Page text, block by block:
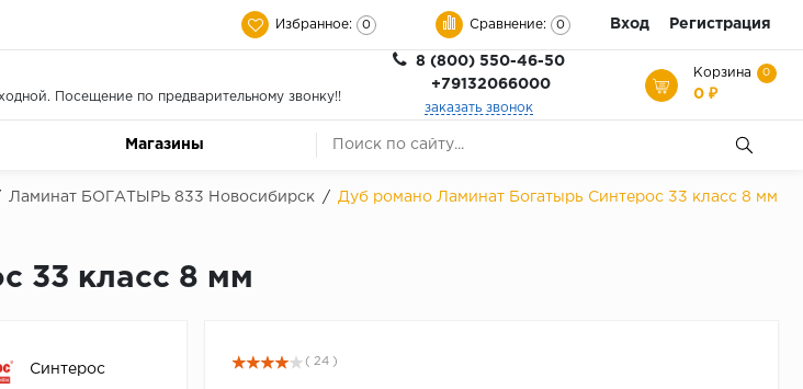
Избранное: 0 Сравнение: 0 Вход Регистрация
Посещение по предварительному звонку!!
8 (800) 550-46-50
+79132066000
заказать звонок
Корзина 0
0 ₽
Магазины
Ламинат БОГАТЫРЬ 833 Новосибирск / Дуб романо Ламинат Богатырь Синтерос 33 класс 8 мм
33 класс 8 мм
Синтерос
( 24 )